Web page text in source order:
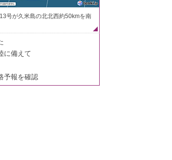
号が久米島の北北西約50kmを南
に備えて
予報を確認